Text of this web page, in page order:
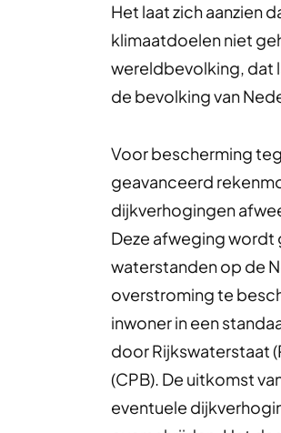
Het laat zich aanzien
klimaatdoelen niet
wereldbevolking, dat
de bevolking van
Voor bescherming
geavanceerd
dijkverhogingen
Deze afweging wordt
waterstanden op de
overstroming te
inwoner in een
door Rijkswaterstaat
(CPB). De uitkomst
eventuele